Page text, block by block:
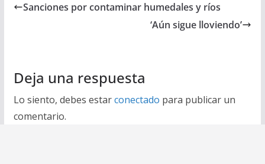
Sanciones por contaminar humedales y ríos
‘Aún sigue lloviendo’
Deja una respuesta
Lo siento, debes estarconectado para publicar un
comentario.